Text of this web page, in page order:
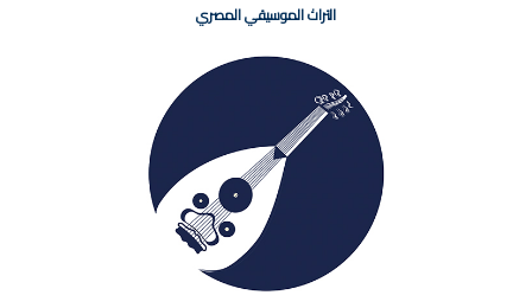
التراث الموسيقي المصري